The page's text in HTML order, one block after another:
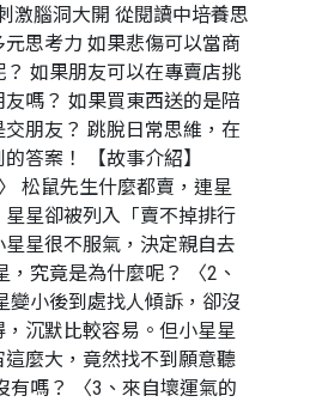
激腦洞大開 從閱讀中培養思
思考力 如果悲傷可以當商
如果朋友可以在專賣店挑
嗎？ 如果買東西送的是陪
朋友？ 跳脫日常思維，在
答案！ 【故事介紹】
松鼠先生什麼都賣，連星
星卻被列入「賣不掉排行
星很不服氣，決定親自去
究竟是為什麼呢？ 〈2、
變小後到處找人傾訴，卻沒
沉默比較容易。但小星星
麼大，竟然找不到願意聽
有嗎？ 〈3、來自壞運氣的